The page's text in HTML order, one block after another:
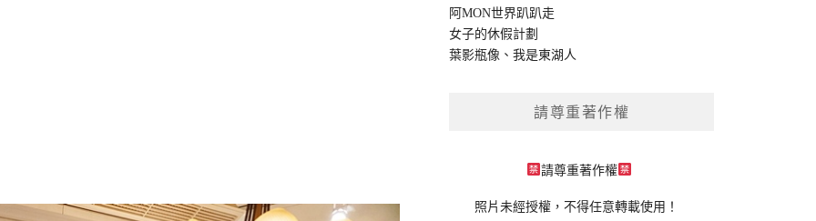
阿MON世界趴趴走
女子的休假計劃
葉影瓶像 、我是東湖人
請尊重著作權
請尊重著作權
照片未經授權，不得任意轉載使用！